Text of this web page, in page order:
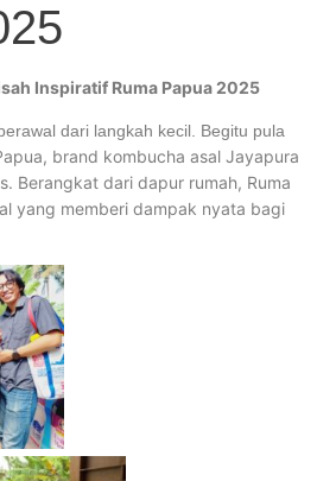
Inspiratif Ruma Papua 2025
dari langkah kecil. Begitu pula
brand kombucha asal Jayapura
Berangkat dari dapur rumah, Ruma
yang memberi dampak nyata bagi